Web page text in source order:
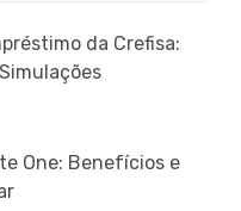
da Crefisa:
One: Benefícios e